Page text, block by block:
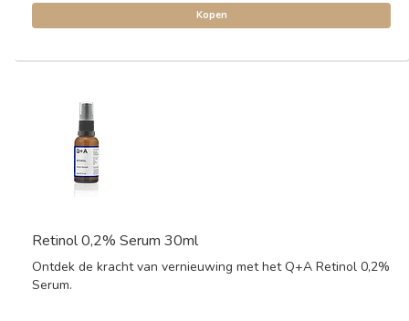
Kopen
Retinol 0,2% Serum 30ml
Ontdek de kracht van vernieuwing met het Q+A Retinol 0,2%
Serum.